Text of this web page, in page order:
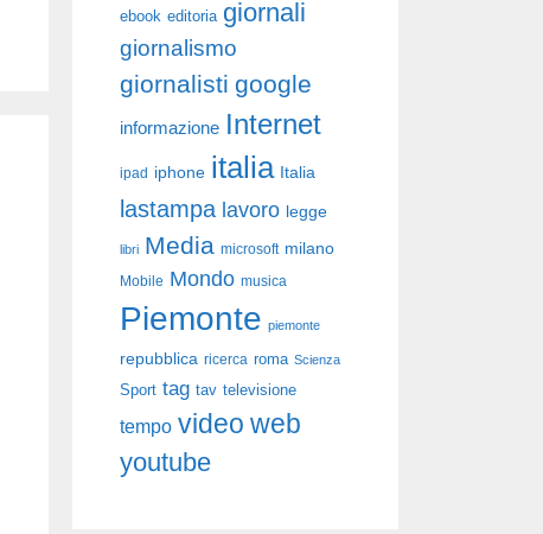
ebook editoria giornali
giornalismo
giornalisti google
informazione Internet
ipad iphone italia Italia
lastampa lavoro legge
libri Media microsoft milano
Mobile Mondo musica
Piemonte piemonte
repubblica ricerca roma Scienza
Sport tag tav televisione
tempo video web
youtube